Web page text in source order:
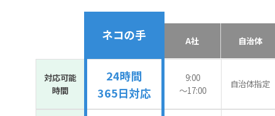
ネコの手 A社 自治体
対応可能
時間
24時間
365日対応
9:00
〜17:00
自治体指定